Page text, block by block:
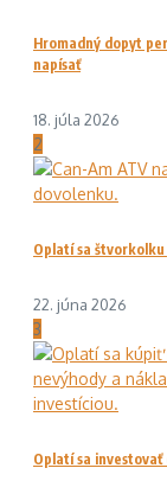
Hromadný dopyt
napísať
18. júla 2026
2
Oplatí sa
22. júna 2026
3
Oplatí sa